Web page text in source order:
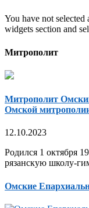
You have not
widgets section and
Митрополит
Митрополит
Омской
12.10.2023
Родился 1 октября
рязанскую школу-
Омские